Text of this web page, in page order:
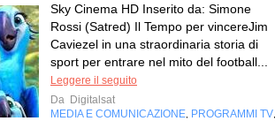
Sky Cinema HD Inserito da: Simone
Rossi (Satred) Il Tempo per vincereJim
Caviezel in una straordinaria storia di
sport per entrare nel mito del football...
Leggere il seguito
Da Digitalsat
MEDIA E COMUNICAZIONE PROGRAMMI TV